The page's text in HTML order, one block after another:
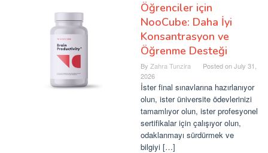
Öğrenciler için
NooCube: Daha İyi
Konsantrasyon ve
Öğrenme Desteği
By Zahra Tunzira Posted onJuly 31,
2026
İster final sınavlarına hazırlanıyor
olun, ister üniversite ödevlerinizi
tamamlıyor olun, ister profesyonel
sertifikalar için çalışıyor olun,
odaklanmayı sürdürmek ve
bilgiyi […]